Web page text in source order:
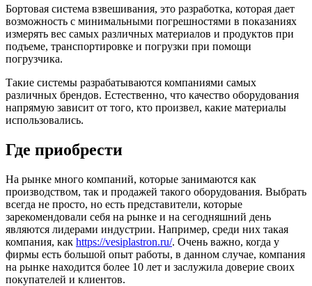
Бортовая система взвешивания, это разработка, которая дает
возможность с минимальными погрешностями в показаниях
измерять вес самых различных материалов и продуктов при
подъеме, транспортировке и погрузки при помощи
погрузчика.
Такие системы разрабатываются компаниями самых
различных брендов. Естественно, что качество оборудования
напрямую зависит от того, кто произвел, какие материалы
использовались.
Где приобрести
На рынке много компаний, которые занимаются как
производством, так и продажей такого оборудования. Выбрать
всегда не просто, но есть представители, которые
зарекомендовали себя на рынке и на сегодняшний день
являются лидерами индустрии. Например, среди них такая
компания, как https://vesiplastron.ru/. Очень важно, когда у
фирмы есть большой опыт работы, в данном случае, компания
на рынке находится более 10 лет и заслужила доверие своих
покупателей и клиентов.